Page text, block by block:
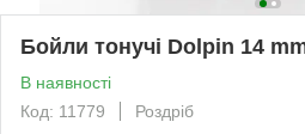
Бойли тонучі Dolpin 14
В наявності
Код: 11779
Роздріб